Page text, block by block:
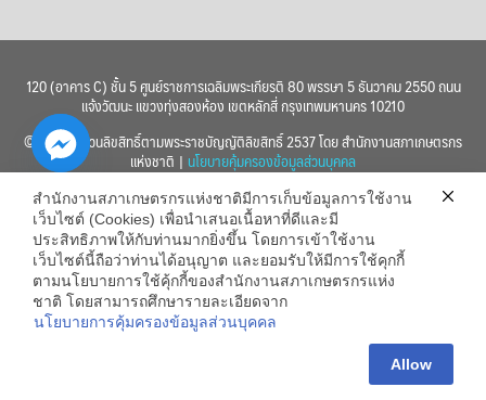
120 (อาคาร C) ชั้น 5 ศูนย์ราชการเฉลิมพระเกียรติ 80 พรรษา 5 ธันวาคม 2550 ถนน
แจ้งวัฒนะ แขวงทุ่งสองห้อง เขตหลักสี่ กรุงเทพมหานคร 10210
© 2560 สงวนลิขสิทธิ์ตามพระราชบัญญัติลิขสิทธิ์ 2537 โดย สำนักงานสภาเกษตรกร
แห่งชาติ | นโยบายคุ้มครองข้อมูลส่วนบุคคล
สำนักงานสภาเกษตรกรแห่งชาติมีการเก็บข้อมูลการใช้งาน
เว็บไซต์ (Cookies) เพื่อนำเสนอเนื้อหาที่ดีและมี
ประสิทธิภาพให้กับท่านมากยิ่งขึ้น โดยการเข้าใช้งาน
เว็บไซต์นี้ถือว่าท่านได้อนุญาต และยอมรับให้มีการใช้คุกกี้
ตามนโยบายการใช้คุ้กกี้ของสำนักงานสภาเกษตรกรแห่ง
ชาติ โดยสามารถศึกษารายละเอียดจาก
นโยบายการคุ้มครองข้อมูลส่วนบุคคล
Allow
Hide
chaty